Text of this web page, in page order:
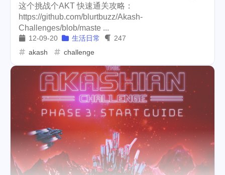
incentive 1 witness 2
transfer 1 trx 3
stakewars 3
math 3 puzzel 1 weichat
nba 11 onboarding 1
steemstem 18 raccoon 4
chincoteague virginia 1
kids 3 crystal 1 resort 1
这个挑战个AKT 快速通关攻略：
https://github.com/blurtbuzz/Akash-
Challenges/blob/maste ...
12-09-20 生活日常
247
akash
challenge